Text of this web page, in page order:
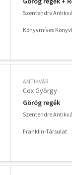
Szentendre
Könyvmíves
ANTIKVÁR
Cox György
Görög regék
Szentendre
Franklin-Társulat